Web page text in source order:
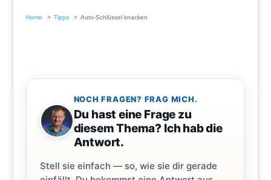
Home Tipps Auto-Schlüssel knacken
NOCH FRAGEN? FRAG MICH.
Du hast eine Frage zu
diesem Thema? Ich hab die
Antwort.
Stell sie einfach — so, wie sie dir gerade